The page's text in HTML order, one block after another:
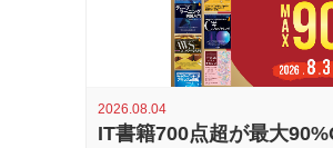
2026.08.04
IT書籍700点超が最大